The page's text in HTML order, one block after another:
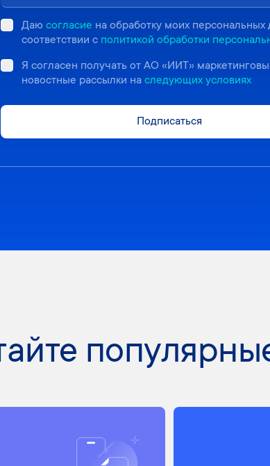
Даю согласие на обработку моих персональных
соответствии с политикой обработки
Я согласен получать от АО «ИИТ»
новостные рассылки на следующих условиях
Подписаться